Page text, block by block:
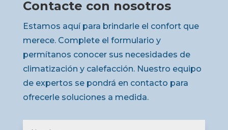
Contacte con nosotros
Estamos aquí para brindarle el confort que
merece. Complete el formulario y
permítanos conocer sus necesidades de
climatización y calefacción. Nuestro equipo
de expertos se pondrá en contacto para
ofrecerle soluciones a medida.